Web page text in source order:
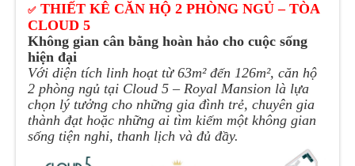
✅THIẾT KÊ CĂN HỘ 2 PHÒNG NGỦ – TÒA
CLOUD 5
Không gian cân bằng hoàn hảo cho cuộc sống
hiện đại
Với diện tích linh hoạt từ 63m² đến 126m², căn hộ
2 phòng ngủ tại Cloud 5 – Royal Mansion là lựa
chọn lý tưởng cho những gia đình trẻ, chuyên gia
thành đạt hoặc những ai tìm kiếm một không gian
sống tiện nghi, thanh lịch và đủ đầy.